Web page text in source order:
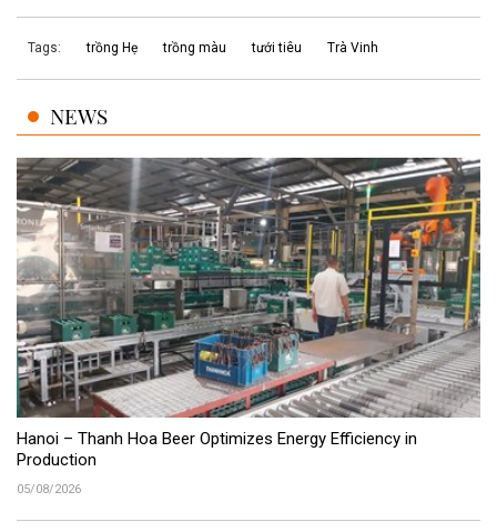
Tags: trồng Hẹ trồng màu tưới tiêu Trà Vinh
NEWS
Hanoi – Thanh Hoa Beer Optimizes Energy Efficiency in
Production
05/08/2026